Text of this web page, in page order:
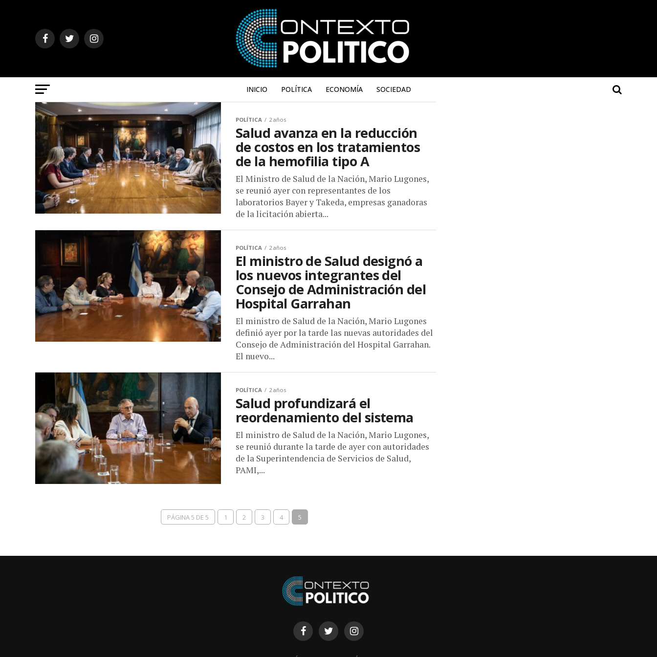
INICIO POLÍTICA ECONOMÍA SOCIEDAD
POLÍTICA 2 años
Salud avanza en la reducción
de costos en los tratamientos
de la hemofilia tipo A
El Ministro de Salud de la Nación, Mario Lugones,
se reunió ayer con representantes de los
laboratorios Bayer y Takeda, empresas ganadoras
de la licitación abierta...
POLÍTICA 2 años
El ministro de Salud designó a
los nuevos integrantes del
Consejo de Administración del
Hospital Garrahan
El ministro de Salud de la Nación, Mario Lugones
definió ayer por la tarde las nuevas autoridades del
Consejo de Administración del Hospital Garrahan.
El nuevo...
POLÍTICA 2 años
Salud profundizará el
reordenamiento del sistema
El ministro de Salud de la Nación, Mario Lugones,
se reunió durante la tarde de ayer con autoridades
de la Superintendencia de Servicios de Salud,
PAMI,...
PÁGINA 5 DE 5 1 2 3 4 5